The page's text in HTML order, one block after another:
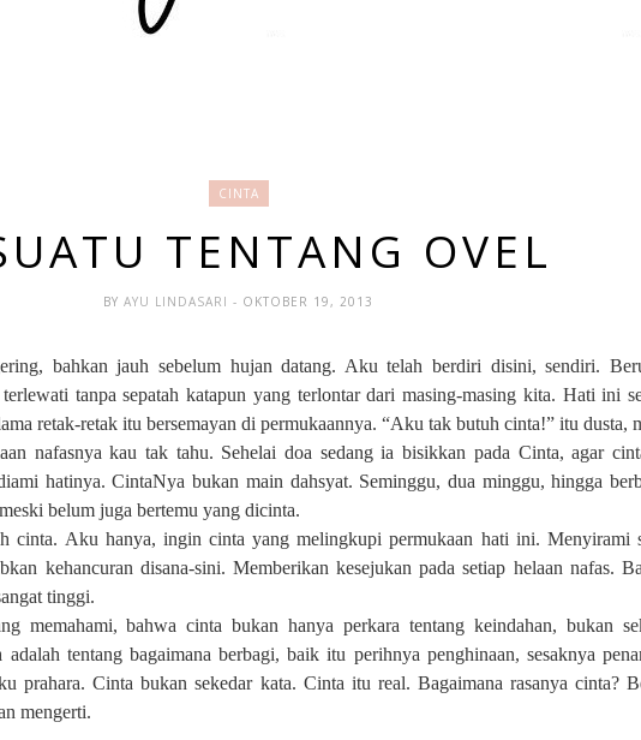
CINTA
TENTANG OVEL
BY AYU LINDASARI - OKTOBER 19, 2013
bahkan jauh sebelum hujan datang. Aku telah berdiri disini, sendiri.
tanpa sepatah katapun yang terlontar dari masing-masing kita. Hati ini
retak-retak itu bersemayan di permukaannya. “Aku tak butuh cinta!” itu dusta,
nafasnya kau tak tahu. Sehelai doa sedang ia bisikkan pada Cinta, agar
hatinya. CintaNya bukan main dahsyat. Seminggu, dua minggu, hingga
belum juga bertemu yang dicinta.
cinta. Aku hanya, ingin cinta yang melingkupi permukaan hati ini. Menyirami
kehancuran disana-sini. Memberikan kesejukan pada setiap helaan nafas.
tinggi.
memahami, bahwa cinta bukan hanya perkara tentang keindahan, bukan
tentang bagaimana berbagi, baik itu perihnya penghinaan, sesaknya
prahara. Cinta bukan sekedar kata. Cinta itu real. Bagaimana rasanya cinta?
mengerti.